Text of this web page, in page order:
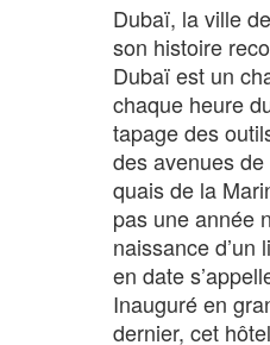
Dubaï, la ville
son histoire
Dubaï est un
chaque heure
tapage des
des avenues de
quais de la
pas une année
naissance d’un
en date
Inauguré en
dernier, cet